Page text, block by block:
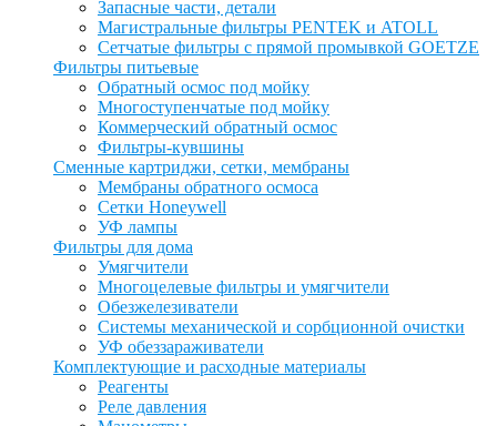
Запасные части, детали
Магистральные фильтры PENTEK и ATOLL
Сетчатые фильтры с прямой промывкой GOETZE
Фильтры питьевые
Обратный осмос под мойку
Многоступенчатые под мойку
Коммерческий обратный осмос
Фильтры-кувшины
Сменные картриджи, сетки, мембраны
Мембраны обратного осмоса
Сетки Honeywell
УФ лампы
Фильтры для дома
Умягчители
Многоцелевые фильтры и умягчители
Обезжелезиватели
Системы механической и сорбционной очистки
УФ обеззараживатели
Комплектующие и расходные материалы
Реагенты
Реле давления